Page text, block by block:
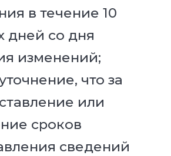
в течение 10
дней со дня
изменений;
что за
или
сроков
сведений